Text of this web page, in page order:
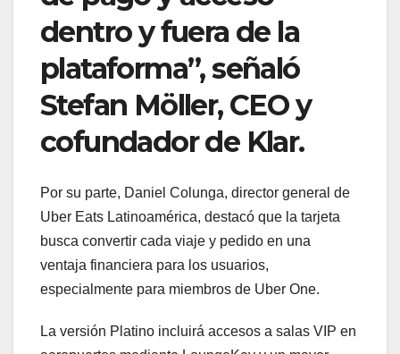
dentro y fuera de la
plataforma”, señaló
Stefan Möller, CEO y
cofundador de Klar.
Por su parte, Daniel Colunga, director general de
Uber Eats Latinoamérica, destacó que la tarjeta
busca convertir cada viaje y pedido en una
ventaja financiera para los usuarios,
especialmente para miembros de Uber One.
La versión Platino incluirá accesos a salas VIP en